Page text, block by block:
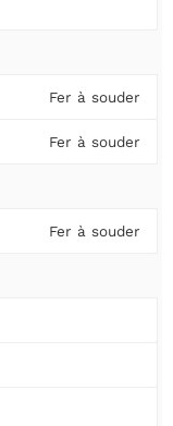
Fer à souder
Fer à souder
Fer à souder